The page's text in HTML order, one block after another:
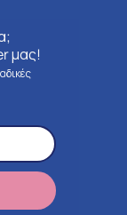
μας!